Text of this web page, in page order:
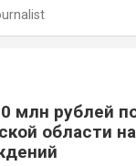
млн рублей
области